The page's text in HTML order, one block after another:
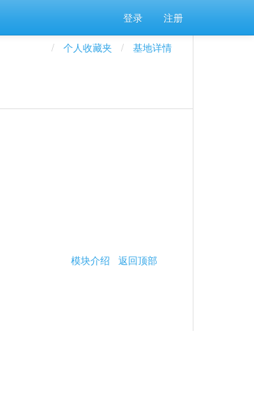
登录 注册
基地详情
个人收藏夹
模块介绍 返回顶部